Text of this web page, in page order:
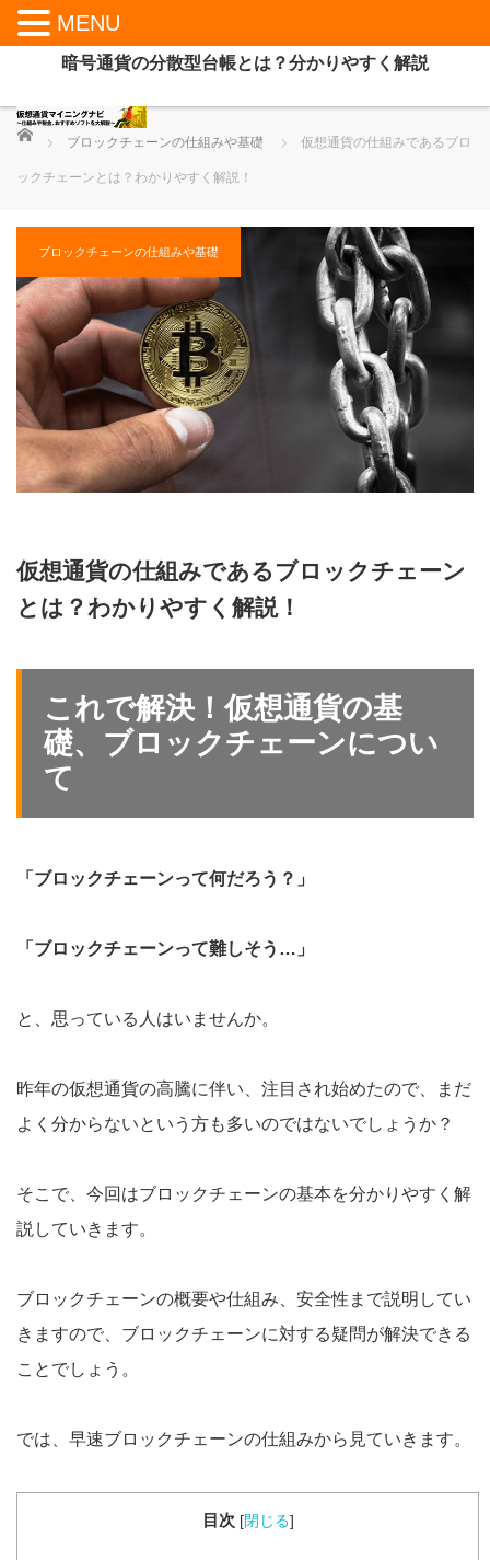
暗号通貨の分散型台帳とは？分かりやすく解説
ホーム
ブロックチェーンの仕組みや基礎 仮想通貨の仕組みであるブロ
ックチェーンとは？わかりやすく解説！
ブロックチェーンの仕組みや基礎
仮想通貨の仕組みであるブロックチェーン
とは？わかりやすく解説！
これで解決！仮想通貨の基
礎、ブロックチェーンについ
て
「ブロックチェーンって何だろう？」
「ブロックチェーンって難しそう…」
と、思っている人はいませんか。
昨年の仮想通貨の高騰に伴い、注目され始めたので、まだ
よく分からないという方も多いのではないでしょうか？
そこで、今回はブロックチェーンの基本を分かりやすく解
説していきます。
ブロックチェーンの概要や仕組み、安全性まで説明してい
きますので、ブロックチェーンに対する疑問が解決できる
ことでしょう。
では、早速ブロックチェーンの仕組みから見ていきます。
目次 [閉じる]
MENU